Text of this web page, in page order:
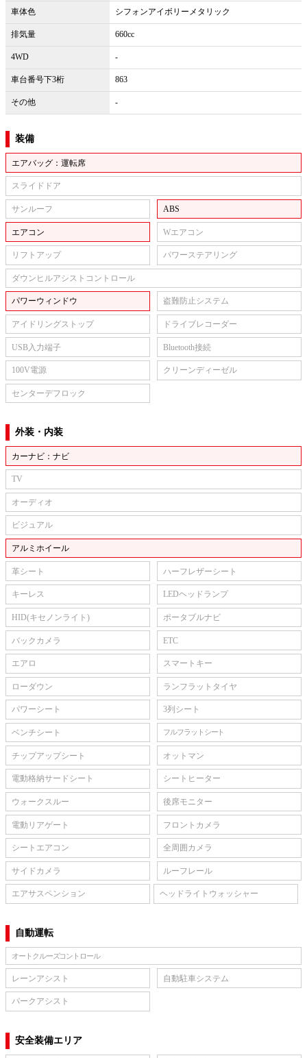
車体色 シフォンアイボリーメタリック
排気量 660cc
4WD -
車台番号下3桁 863
その他 -
装備
エアバッグ：運転席
スライドドア
サンルーフ ABS
エアコン Wエアコン
リフトアップ パワーステアリング
ダウンヒルアシストコントロール
パワーウィンドウ 盗難防止システム
アイドリングストップ ドライブレコーダー
USB入力端子 Bluetooth接続
100V電源 クリーンディーゼル
センターデフロック
外装・内装
カーナビ：ナビ
TV
オーディオ
ビジュアル
アルミホイール
革シート ハーフレザーシート
キーレス LEDヘッドランプ
HID(キセノンライト) ポータブルナビ
バックカメラ ETC
エアロ スマートキー
ローダウン ランフラットタイヤ
パワーシート 3列シート
ベンチシート フルフラットシート
チップアップシート オットマン
電動格納サードシート シートヒーター
ウォークスルー 後席モニター
電動リアゲート フロントカメラ
シートエアコン 全周囲カメラ
サイドカメラ ルーフレール
エアサスペンション ヘッドライトウォッシャー
自動運転
オートクルーズコントロール
レーンアシスト 自動駐車システム
パークアシスト
安全装備エリア